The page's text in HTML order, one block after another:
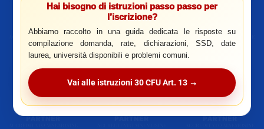
Hai bisogno di istruzioni passo passo per
l’iscrizione?
Abbiamo raccolto in una guida dedicata le risposte su
compilazione domanda, rate, dichiarazioni, SSD, date
laurea, università disponibili e problemi comuni.
Vai alle istruzioni 30 CFU Art. 13 →